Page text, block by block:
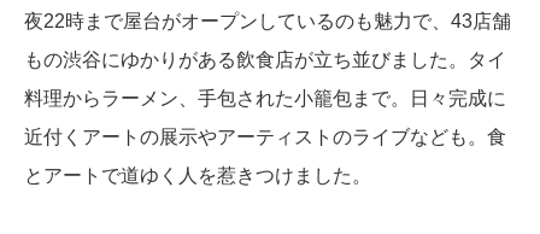
夜22時まで屋台がオープンしているのも魅力で、43店舗
もの渋谷にゆかりがある飲食店が立ち並びました。タイ
料理からラーメン、手包された小籠包まで。日々完成に
近付くアートの展示やアーティストのライブなども。食
とアートで道ゆく人を惹きつけました。